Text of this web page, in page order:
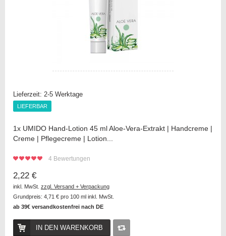
Lieferzeit: 2-5 Werktage
1x UMIDO Hand-Lotion 45 ml Aloe-Vera-Extrakt | Handcreme |
Creme | Pflegecreme | Lotion...
4 Bewertungen
LIEFERBAR
2,22 €
inkl. MwSt. zzgl. Versand + Verpackung
Grundpreis: 4,71 € pro 100 ml inkl. MwSt.
ab 39€ versandkostenfrei nach DE
LIEFERBAR
IN DEN WARENKORB